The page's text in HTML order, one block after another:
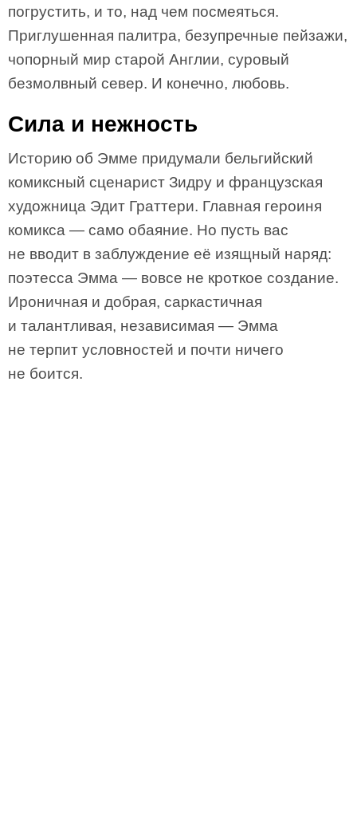
погрустить, и то, над чем посмеяться.
Приглушенная палитра, безупречные пейзажи,
чопорный мир старой Англии, суровый
безмолвный север. И конечно, любовь.
Сила и нежность
Историю об Эмме придумали бельгийский
комиксный сценарист Зидру и французская
художница Эдит Граттери. Главная героиня
комикса — само обаяние. Но пусть вас
не вводит в заблуждение её изящный наряд:
поэтесса Эмма — вовсе не кроткое создание.
Ироничная и добрая, саркастичная
и талантливая, независимая — Эмма
не терпит условностей и почти ничего
не боится.